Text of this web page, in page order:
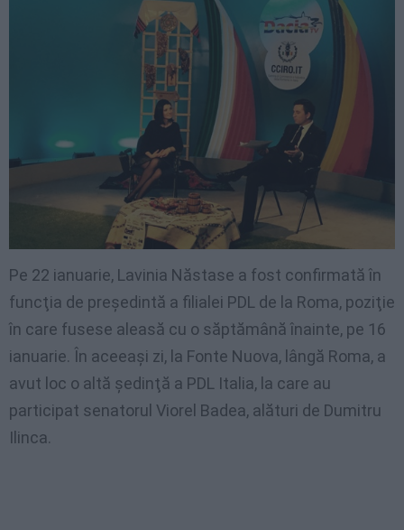
Pe 22 ianuarie, Lavinia Năstase a fost confirmată în
funcţia de preşedintă a filialei PDL de la Roma, poziţie
în care fusese aleasă cu o săptămână înainte, pe 16
ianuarie. În aceeaşi zi, la Fonte Nuova, lângă Roma, a
avut loc o altă şedinţă a PDL Italia, la care au
participat senatorul Viorel Badea, alături de Dumitru
Ilinca.